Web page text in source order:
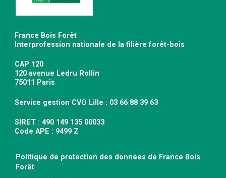
France Bois Forêt
Interprofession nationale de la filière forêt-bois
CAP 120
120 avenue Ledru Rollin
75011 Paris
Service gestion CVO Lille : 03 66 88 39 63
SIRET : 490 149 135 00033
Code APE : 9499 Z
Politique de protection des données de France Bois
Forêt